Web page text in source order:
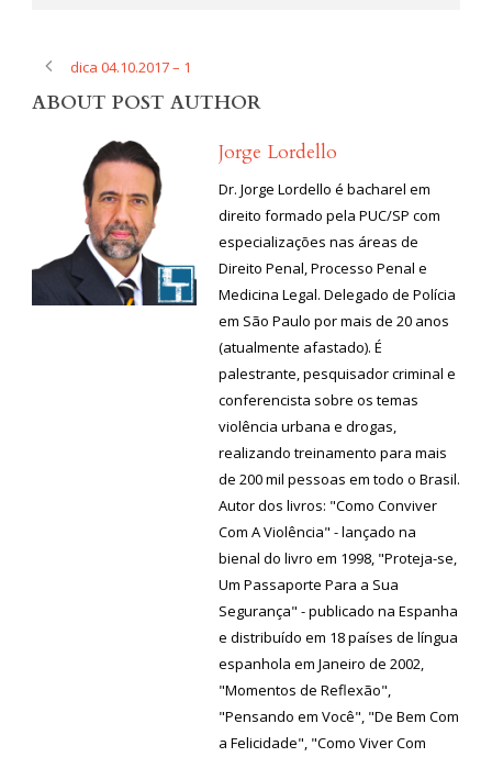
dica 04.10.2017 – 1
ABOUT POST AUTHOR
Jorge Lordello
Dr. Jorge Lordello é bacharel em
direito formado pela PUC/SP com
especializações nas áreas de
Direito Penal, Processo Penal e
Medicina Legal. Delegado de Polícia
em São Paulo por mais de 20 anos
(atualmente afastado). É
palestrante, pesquisador criminal e
conferencista sobre os temas
violência urbana e drogas,
realizando treinamento para mais
de 200 mil pessoas em todo o Brasil.
Autor dos livros: "Como Conviver
Com A Violência" - lançado na
bienal do livro em 1998, "Proteja-se,
Um Passaporte Para a Sua
Segurança" - publicado na Espanha
e distribuído em 18 países de língua
espanhola em Janeiro de 2002,
"Momentos de Reflexão",
"Pensando em Você", "De Bem Com
a Felicidade", "Como Viver Com